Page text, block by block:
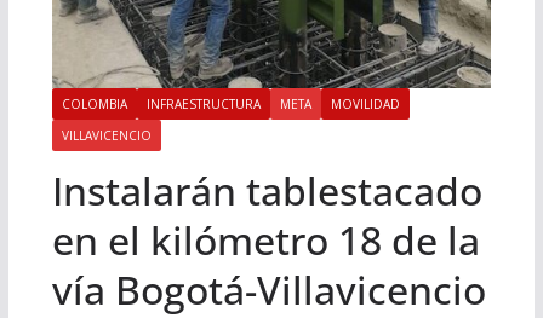
COLOMBIA INFRAESTRUCTURA META
MOVILIDAD
VILLAVICENCIO
Instalarán tablestacado
en el kilómetro 18 de la
vía Bogotá-Villavicencio